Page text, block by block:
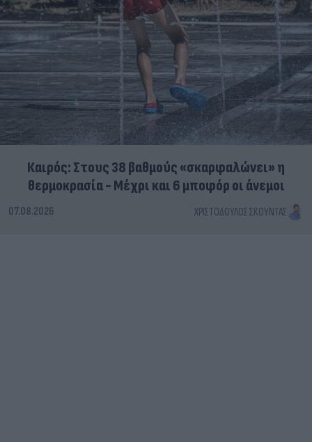
Καιρός: Στους 38 βαθμούς «σκαρφαλώνει» η
θερμοκρασία - Μέχρι και 6 μποφόρ οι άνεμοι
07.08.2026 ΧΡΙΣΤΌΔΟΥΛΟΣ ΣΚΟΎΝΤΑΣ